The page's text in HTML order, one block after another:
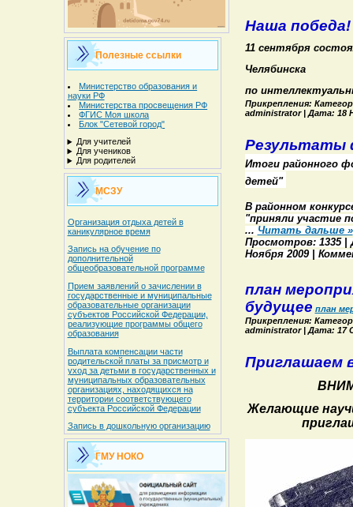
Полезные ссылки
Министерство образования и
науки РФ
Министерства просвещения РФ
ФГИС Моя школа
Блок "Сетевой город"
Для учителей
Для учеников
Для родителей
МСЗУ
Организация отдыха детей в
каникулярное время
Запись на обучение по
дополнительной
общеобразовательной программе
Прием заявлений о зачислении в
государственные и муниципальные
образовательные организации
субъектов Российской Федерации,
реализующие программы общего
образования
Выплата компенсации части
родительской платы за присмотр и
уход за детьми в государственных и
муниципальных образовательных
организациях, находящихся на
территории соответствующего
субъекта Российской Федерации
Запись в дошкольную организацию
ГМУ НОКО
Наша победа!
11 сентября
Челябинска
по
Прикрепления:
administrator | Дата: 18
Результаты
Итоги районного
детей"
В районном
"приняли участие
...Читать дальше »
Просмотров: 1335 |
Ноября 2009 |
план
будущее план
Прикрепления:
administrator | Дата: 17
Приглашаем
Желающие